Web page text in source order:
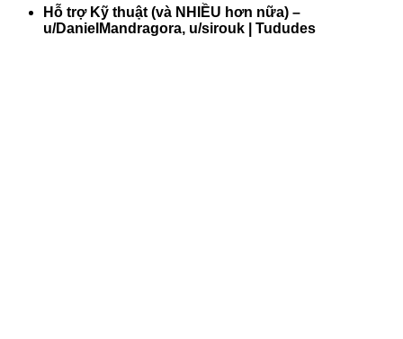
Hỗ trợ Kỹ thuật (và NHIỀU hơn nữa) –
u/DanielMandragora, u/sirouk | Tududes